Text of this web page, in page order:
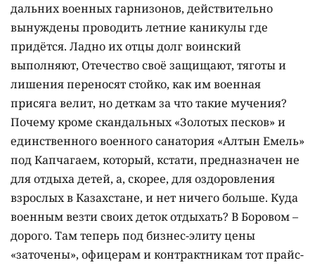
дальних военных гарнизонов, действительно
вынуждены проводить летние каникулы где
придётся. Ладно их отцы долг воинский
выполняют, Отечество своё защищают, тяготы и
лишения переносят стойко, как им военная
присяга велит, но деткам за что такие мучения?
Почему кроме скандальных «Золотых песков» и
единственного военного санатория «Алтын Емель»
под Капчагаем, который, кстати, предназначен не
для отдыха детей, а, скорее, для оздоровления
взрослых в Казахстане, и нет ничего больше. Куда
военным везти своих деток отдыхать? В Боровом –
дорого. Там теперь под бизнес-элиту цены
«заточены», офицерам и контрактникам тот прайс-